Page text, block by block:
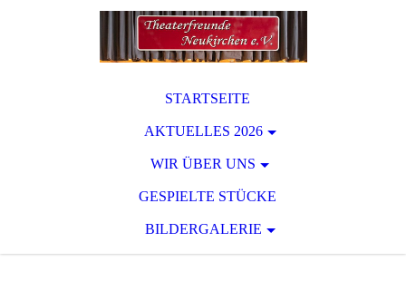
STARTSEITE
AKTUELLES 2026
WIR ÜBER UNS
GESPIELTE STÜCKE
BILDERGALERIE